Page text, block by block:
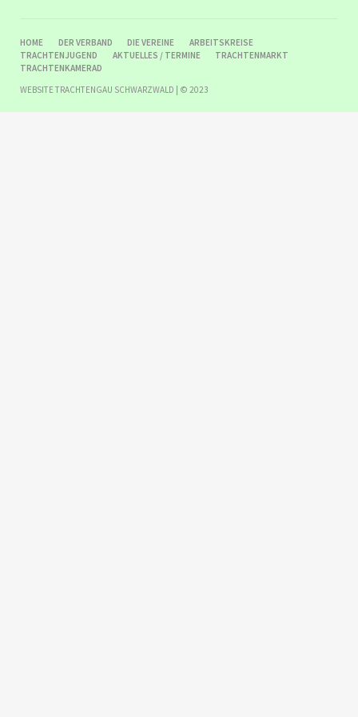
NAVIGATION
ÜBERSPRINGEN
HOME DER VERBAND DIE VEREINE
ARBEITSKREISE
TRACHTENJUGEND
AKTUELLES / TERMINE
TRACHTENMARKT
TRACHTENKAMERAD
WEBSITE TRACHTENGAU SCHWARZWALD | © 2023